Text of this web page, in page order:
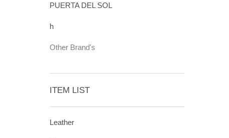
PUERTA DEL SOL
h
Other Brand's
ITEM LIST
Leather